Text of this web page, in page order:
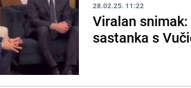
28.02.25. 11:22
Viralan
sastanka s